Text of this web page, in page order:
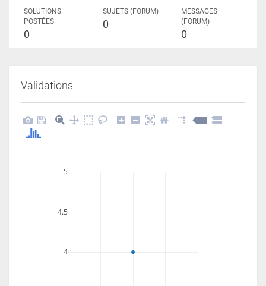
SOLUTIONS
POSTÉES
0
SUJETS (FORUM)
0
MESSAGES
(FORUM)
0
Validations
4
4.5
5